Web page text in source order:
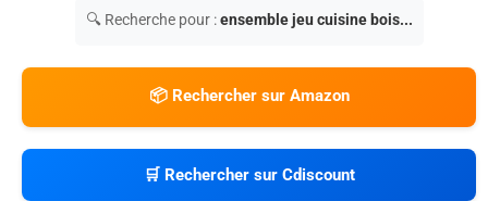
🔍 Recherche pour :ensemble jeu cuisine bois...
📦 Rechercher sur Amazon
🛒 Rechercher sur Cdiscount